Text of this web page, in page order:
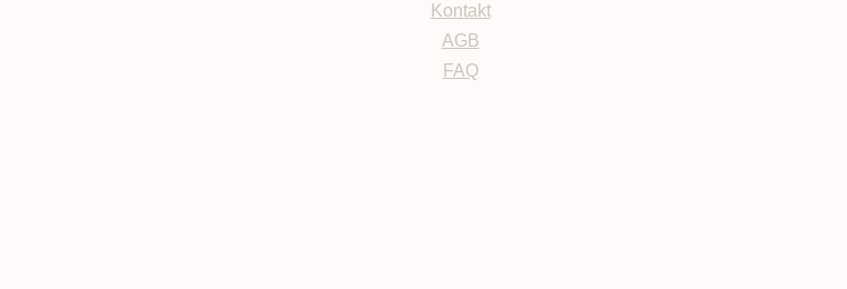
Kontakt
AGB
FAQ